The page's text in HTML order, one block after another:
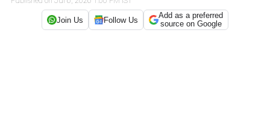
Join Us Follow Us
Add as a preferred
source on Google